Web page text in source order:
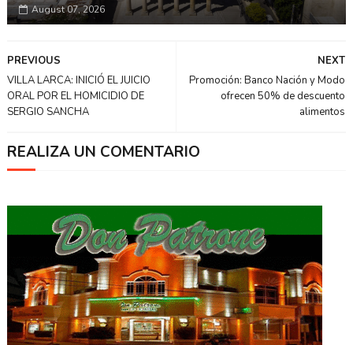
August 07, 2026
NEXT
Promoción: Banco Nación y Modo
ofrecen 50% de descuento
alimentos
PREVIOUS
VILLA LARCA: INICIÓ EL JUICIO
ORAL POR EL HOMICIDIO DE
SERGIO SANCHA
REALIZA UN COMENTARIO